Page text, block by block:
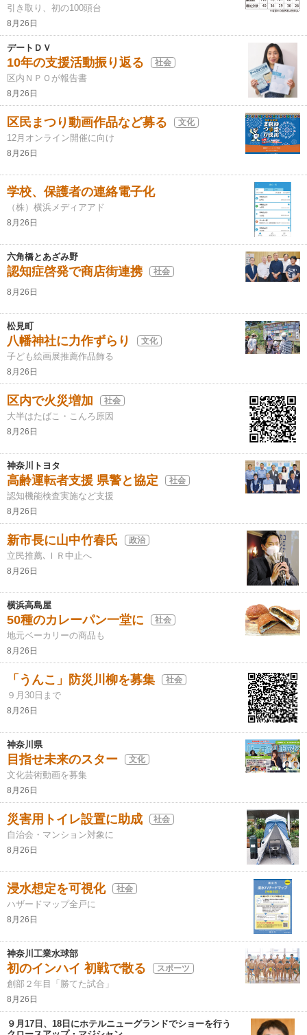
引き取り、初の100頭台
8月26日
デートＤＶ
10年の支援活動振り返る 社会
区内ＮＰＯが報告書
8月26日
区民まつり動画作品など募る 文化
12月オンライン開催に向け
8月26日
学校、保護者の連絡電子化
（株）横浜メディアアド
8月26日
六角橋とあざみ野
認知症啓発で商店街連携 社会
8月26日
松見町
八幡神社に力作ずらり 文化
子ども絵画展推薦作品飾る
8月26日
区内で火災増加 社会
大半はたばこ・こんろ原因
8月26日
神奈川トヨタ
高齢運転者支援 県警と協定 社会
認知機能検査実施など支援
8月26日
新市長に山中竹春氏 政治
立民推薦､ＩＲ中止へ
8月26日
横浜高島屋
50種のカレーパン一堂に 社会
地元ベーカリーの商品も
8月26日
「うんこ」防災川柳を募集 社会
９月30日まで
8月26日
神奈川県
目指せ未来のスター 文化
文化芸術動画を募集
8月26日
災害用トイレ設置に助成 社会
自治会・マンション対象に
8月26日
浸水想定を可視化 社会
ハザードマップ全戸に
8月26日
神奈川工業水球部
初のインハイ 初戦で散る スポーツ
創部２年目「勝てた試合」
8月26日
９月17日、18日にホテルニューグランドでショーを行う